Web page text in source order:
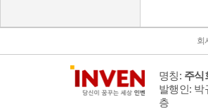
회
명칭: 주식
발행인: 박
층